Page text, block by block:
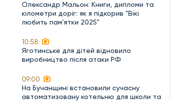
Олександр Мальон: Книги, дипломи та
кілометри доріг: як я підкорив "Вікі
любить пам'ятки 2025"
10:58
Яготинське для дітей відновило
виробництво після атаки РФ
09:00
На Бучанщині встановили сучасну
автоматизовану котельню для школи та